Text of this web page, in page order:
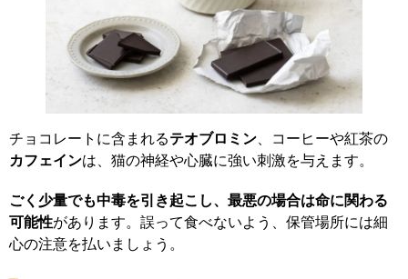
チョコレートに含まれるテオブロミン 、コーヒーや紅茶の
カフェインは、猫の神経や心臓に強い刺激を与えます。
ごく少量でも中毒を引き起こし、最悪の場合は命に関わる
可能性があります。誤って食べないよう、保管場所には細
心の注意を払いましょう。